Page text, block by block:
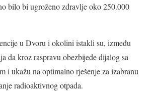
bilo bi ugroženo zdravlje oko 250.000
u Dvoru i okolini istakli su, između
da kroz raspravu obezbijede dijalog sa
i ukažu na optimalno rješenje za izabranu
radioaktivnog otpada.